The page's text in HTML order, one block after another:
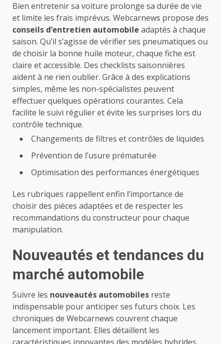
Bien entretenir sa voiture prolonge sa durée de vie
et limite les frais imprévus. Webcarnews propose des
conseils d’entretien automobile adaptés à chaque
saison. Qu’il s’agisse de vérifier ses pneumatiques ou
de choisir la bonne huile moteur, chaque fiche est
claire et accessible. Des checklists saisonnières
aident à ne rien oublier. Grâce à des explications
simples, même les non-spécialistes peuvent
effectuer quelques opérations courantes. Cela
facilite le suivi régulier et évite les surprises lors du
contrôle technique.
Changements de filtres et contrôles de liquides
Prévention de l’usure prématurée
Optimisation des performances énergétiques
Les rubriques rappellent enfin l’importance de
choisir des pièces adaptées et de respecter les
recommandations du constructeur pour chaque
manipulation.
Nouveautés et tendances du
marché automobile
Suivre les nouveautés automobiles reste
indispensable pour anticiper ses futurs choix. Les
chroniques de Webcarnews couvrent chaque
lancement important. Elles détaillent les